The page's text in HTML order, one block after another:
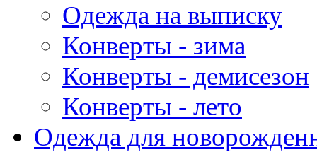
Одежда на выписку
Конверты - зима
Конверты - демисезон
Конверты - лето
Одежда для